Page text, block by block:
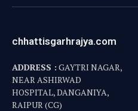
chhattisgarhrajya.com
ADDRESS : GAYTRI NAGAR,
NEAR ASHIRWAD
HOSPITAL, DANGANIYA,
RAIPUR (CG)